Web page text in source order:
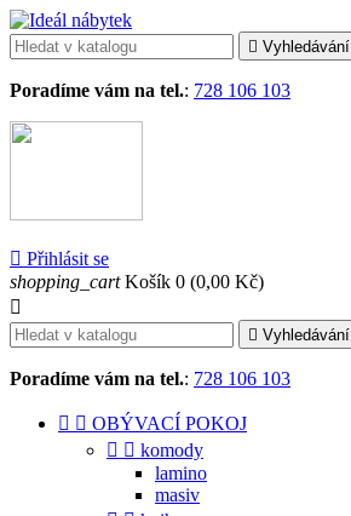
 Vyhledávání
Poradíme vám na tel.: 728 106 103
 Přihlásit se
shopping_cart Košík 0 (0,00 Kč)

 Vyhledávání
Poradíme vám na tel.: 728 106 103
  OBÝVACÍ POKOJ
  komody
lamino
masiv